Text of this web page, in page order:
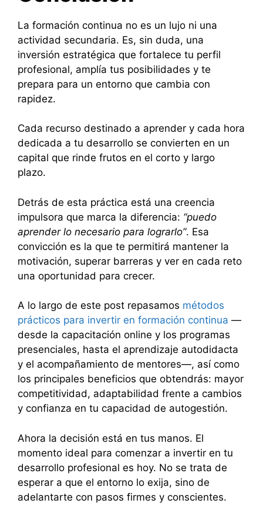
La formación continua no es un lujo ni una
actividad secundaria. Es, sin duda, una
inversión estratégica que fortalece tu perfil
profesional, amplía tus posibilidades y te
prepara para un entorno que cambia con
rapidez.
Cada recurso destinado a aprender y cada hora
dedicada a tu desarrollo se convierten en un
capital que rinde frutos en el corto y largo
plazo.
Detrás de esta práctica está una creencia
impulsora que marca la diferencia: “puedo
aprender lo necesario para lograrlo”. Esa
convicción es la que te permitirá mantener la
motivación, superar barreras y ver en cada reto
una oportunidad para crecer.
A lo largo de este post repasamos métodos
prácticos para invertir en formación continua —
desde la capacitación online y los programas
presenciales, hasta el aprendizaje autodidacta
y el acompañamiento de mentores—, así como
los principales beneficios que obtendrás: mayor
competitividad, adaptabilidad frente a cambios
y confianza en tu capacidad de autogestión.
Ahora la decisión está en tus manos. El
momento ideal para comenzar a invertir en tu
desarrollo profesional es hoy. No se trata de
esperar a que el entorno lo exija, sino de
adelantarte con pasos firmes y conscientes.